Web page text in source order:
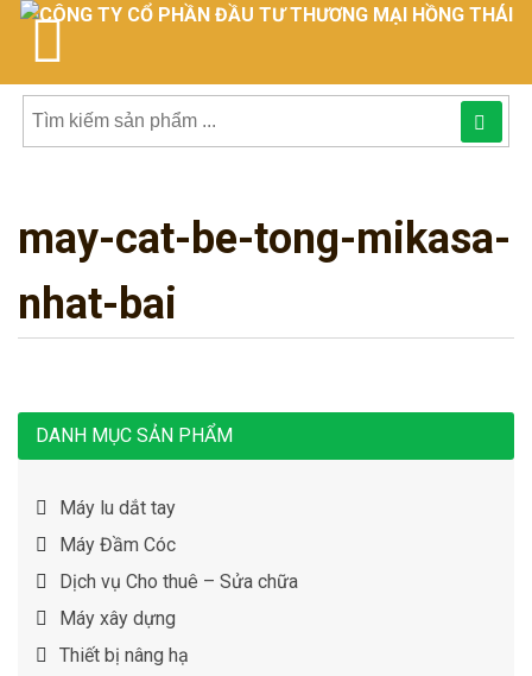
Tìm
sản
phẩmphẩm:
may-cat-be-tong-mikasa-
nhat-bai
DANH MỤC SẢN PHẨM
Máy lu dắt tay
Máy Đầm Cóc
Dịch vụ Cho thuê – Sửa chữa
Máy xây dựng
Thiết bị nâng hạ